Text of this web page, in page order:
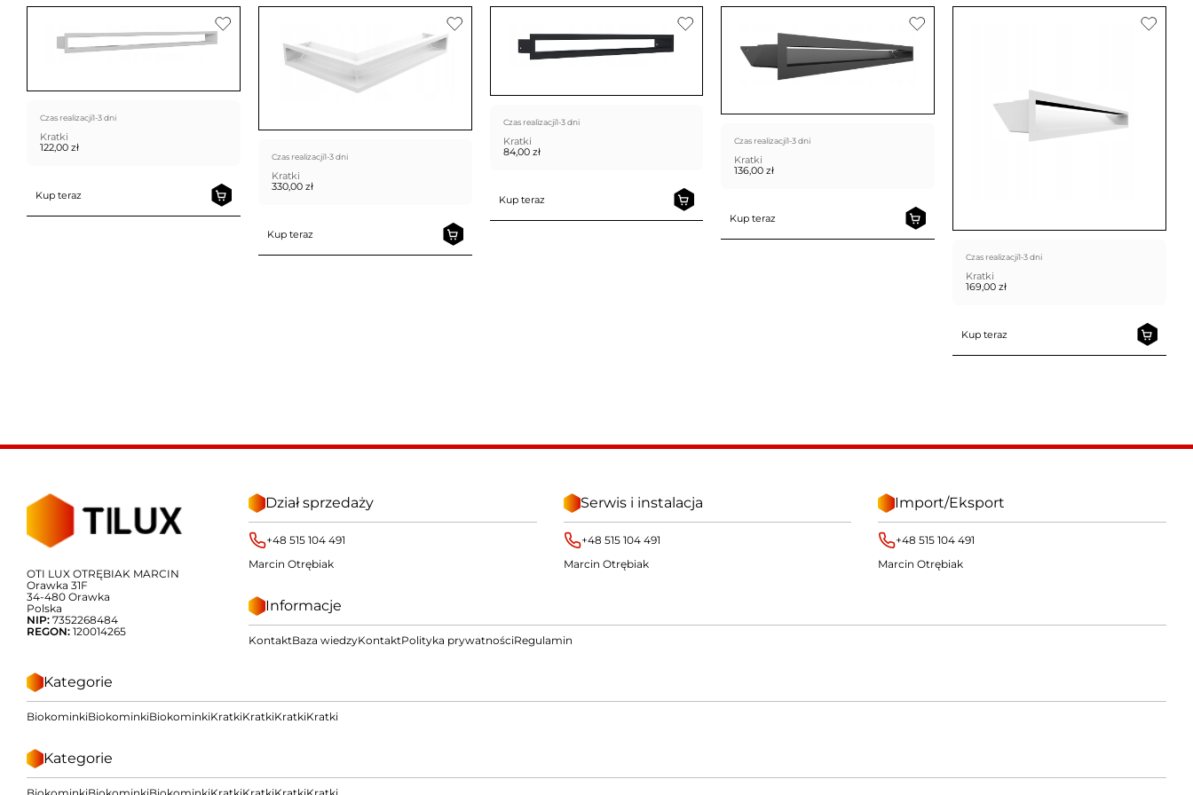
Czas realizacji1-3 dni
Kratki
122,00 zł
Kup teraz
Czas realizacji1-3 dni
Kratki
330,00 zł
Kup teraz
Czas realizacji1-3 dni
Kratki
84,00 zł
Kup teraz
Czas realizacji1-3 dni
Kratki
136,00zł
Kup teraz
Czas realizacji1-3 dni
Kratki
169,00zł
Kup teraz
OTI LUX OTRĘBIAK MARCIN
Orawka 31F
34-480 Orawka
Polska
NIP: 7352268484
REGON: 120014265
Dział sprzedaży
+48 515 104 491
Marcin Otrębiak
Serwis i instalacja
+48 515 104 491
Marcin Otrębiak
Import/Eksport
+48 515 104 491
Marcin Otrębiak
Informacje
KontaktBaza wiedzyKontaktPolityka prywatnościRegulamin
Kategorie
BiokominkiBiokominkiBiokominkiKratkiKratkiKratkiKratki
Kategorie